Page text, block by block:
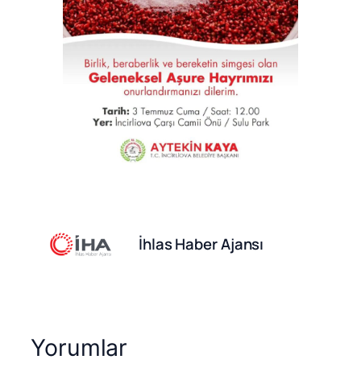
İhlas Haber Ajansı
Yorumlar